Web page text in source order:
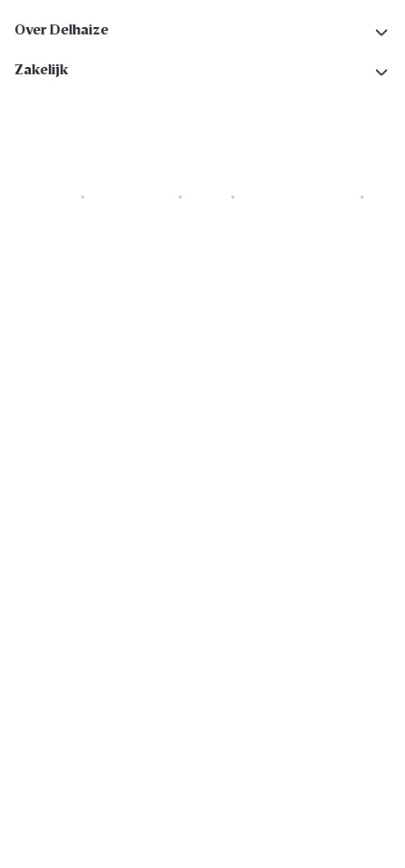
Over Delhaize
Zakelijk